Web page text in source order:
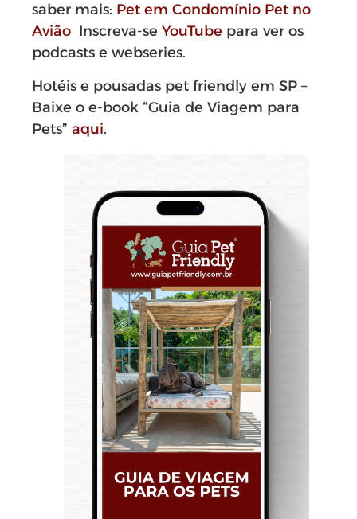
saber mais: Pet em Condomínio Pet no
Avião Inscreva-se YouTube para ver os
podcasts e webseries.
Hotéis e pousadas pet friendly em SP –
Baixe o e-book “Guia de Viagem para
Pets” aqui.